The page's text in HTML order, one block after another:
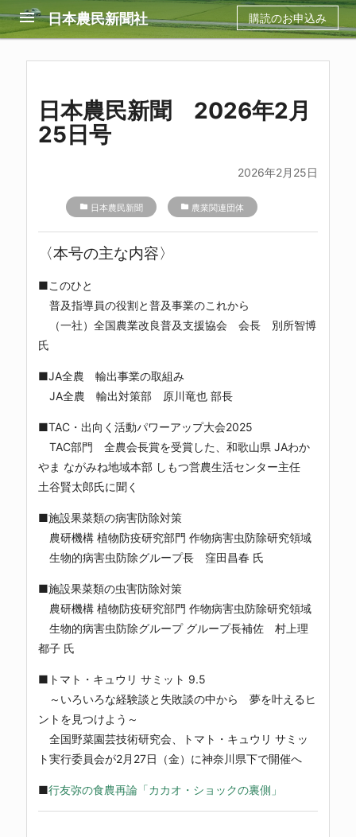
menu 日本農民新聞社 購読のお申込み
日本農民新聞 2026年2月
25日号
2026年2月25日
folder 日本農民新聞 folder 農業関連団体
〈本号の主な内容〉
■このひと
普及指導員の役割と普及事業のこれから
（一社）全国農業改良普及支援協会 会長 別所智博
氏
■JA全農 輸出事業の取組み
JA全農 輸出対策部 原川竜也 部長
■TAC・出向く活動パワーアップ大会2025
TAC部門 全農会長賞を受賞した、和歌山県 JAわか
やま ながみね地域本部 しもつ営農生活センター主任
土谷賢太郎氏に聞く
■施設果菜類の病害防除対策
農研機構 植物防疫研究部門 作物病害虫防除研究領域
生物的病害虫防除グループ長 窪田昌春 氏
■施設果菜類の虫害防除対策
農研機構 植物防疫研究部門 作物病害虫防除研究領域
生物的病害虫防除グループ グループ長補佐 村上理
都子 氏
■トマト・キュウリ サミット 9.5
～いろいろな経験談と失敗談の中から 夢を叶えるヒ
ントを見つけよう～
全国野菜園芸技術研究会、トマト・キュウリ サミッ
ト実行委員会が2月27日（金）に神奈川県下で開催へ
■行友弥の食農再論「カカオ・ショックの裏側」